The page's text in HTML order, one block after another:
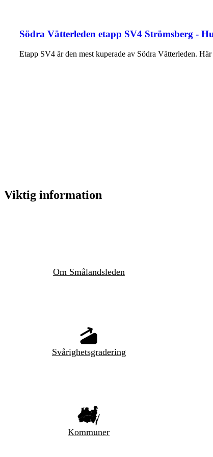
Södra Vätterleden etapp SV4 Strömsberg -
Etapp SV4 är den mest kuperade av Södra Vätterleden.
Viktig information
Om Smålandsleden
Svårighetsgradering
Kommuner